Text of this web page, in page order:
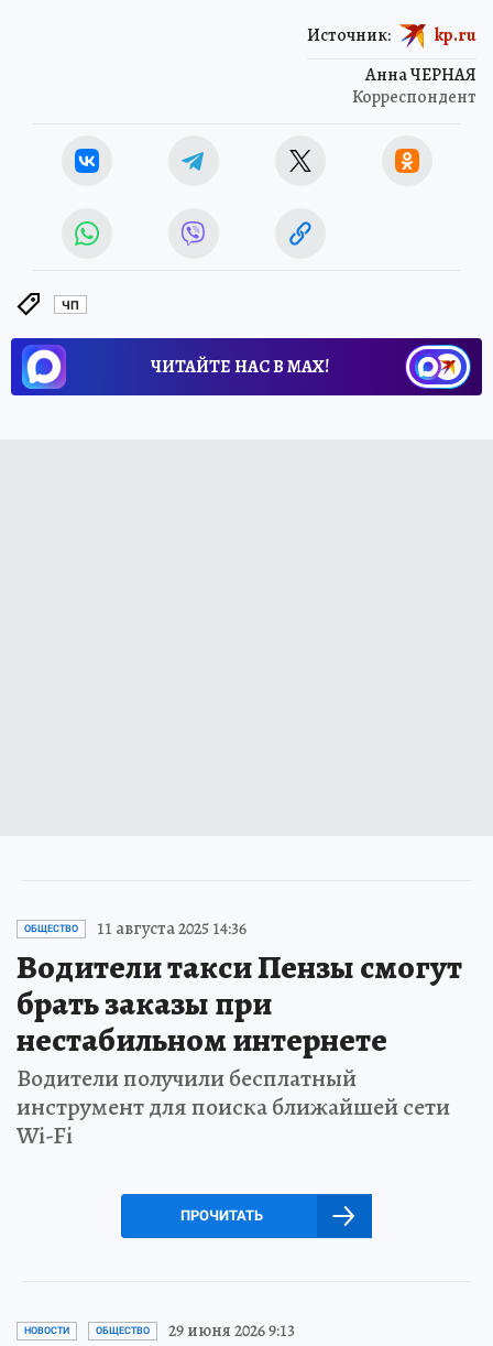
Анна ЧЕРНАЯ
Корреспондент
Источник: kp.ru
ЧП
ЧИТАЙТЕ НАС В МАХ!
ОБЩЕСТВО 11 августа 2025 14:36
Водители такси Пензы смогут
брать заказы при
нестабильном интернете
Водители получили бесплатный
инструмент для поиска ближайшей сети
Wi-Fi
ПРОЧИТАТЬ
НОВОСТИ ОБЩЕСТВО 29 июня 2026 9:13